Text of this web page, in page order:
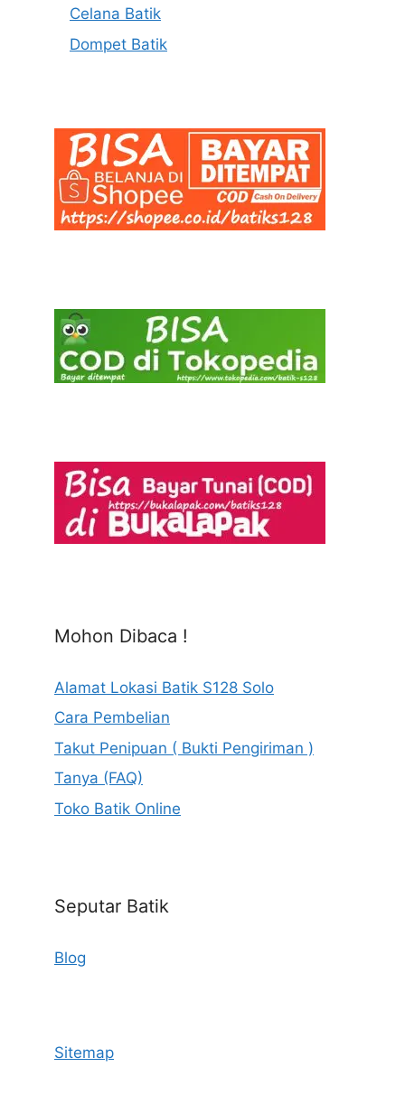
Celana Batik
Dompet Batik
Mohon Dibaca !
Alamat Lokasi Batik S128 Solo
Cara Pembelian
Takut Penipuan ( Bukti Pengiriman )
Tanya (FAQ)
Toko Batik Online
Seputar Batik
Blog
Sitemap